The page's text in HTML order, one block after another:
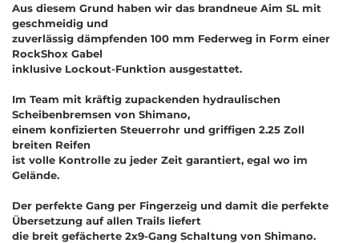
Aus diesem Grund haben wir das brandneue Aim SL mit
geschmeidig und
zuverlässig dämpfenden 100 mm Federweg in Form einer
RockShox Gabel
inklusive Lockout-Funktion ausgestattet.
Im Team mit kräftig zupackenden hydraulischen
Scheibenbremsen von Shimano,
einem konfizierten Steuerrohr und griffigen 2.25 Zoll
breiten Reifen
ist volle Kontrolle zu jeder Zeit garantiert, egal wo im
Gelände.
Der perfekte Gang per Fingerzeig und damit die perfekte
Übersetzung auf allen Trails liefert
die breit gefächerte 2x9-Gang Schaltung von Shimano.